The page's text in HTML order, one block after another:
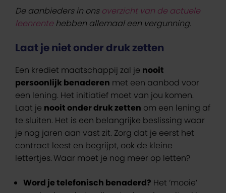
De aanbieders in ons overzicht van de actuele
leenrente hebben allemaal een vergunning.
Laat je niet onder druk zetten
Een krediet maatschappij zal je nooit
persoonlijk benaderen met een aanbod voor
een lening. Het initiatief moet van jou komen.
Laat je nooit onder druk zetten om een lening af
te sluiten. Het is een belangrijke beslissing waar
je nog jaren aan vast zit. Zorg dat je eerst het
contract leest en begrijpt, ook de kleine
lettertjes.Waar moet je nog meer op letten?
Word je telefonisch benaderd? Het ‘mooie’